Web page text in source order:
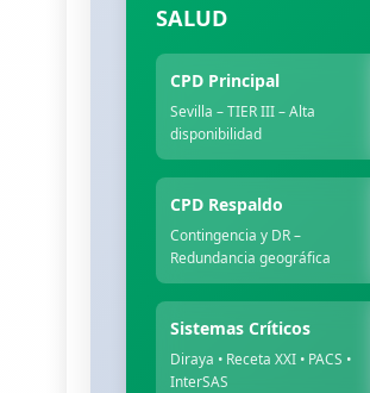
SALUD
CPD Principal
Sevilla – TIER III – Alta
disponibilidad
CPD Respaldo
Contingencia y DR –
Redundancia geográfica
Sistemas Críticos
Diraya • Receta XXI • PACS •
InterSAS